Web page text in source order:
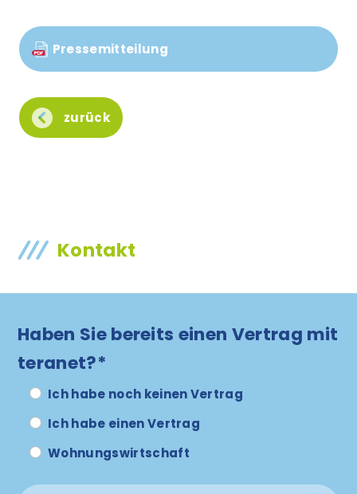
Pressemitteilung
zurück
Kontakt
Haben Sie bereits einen Vertrag mit
teranet?*
Ich habe noch keinen Vertrag
Ich habe einen Vertrag
Wohnungswirtschaft